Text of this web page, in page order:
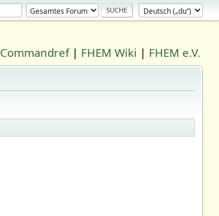
Commandref| FHEM Wiki | FHEM e.V.